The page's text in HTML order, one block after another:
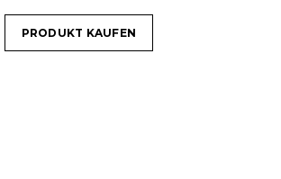
PRODUKT KAUFEN